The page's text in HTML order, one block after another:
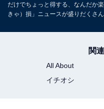
だけでちょっと得する、なんだか
きゃ）損」ニュースが盛りだくさん
関
All About
イチオシ